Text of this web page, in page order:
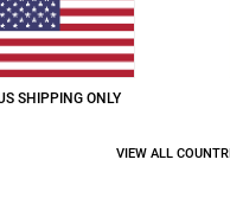
4.8
Bon produit, service
SHIPPING ONLY
VIEW ALL